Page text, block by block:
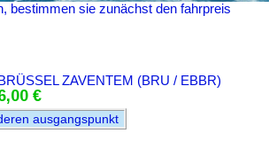
bestimmen sie zunächst den fahrpreis
ZAVENTEM (BRU / EBBR)
€